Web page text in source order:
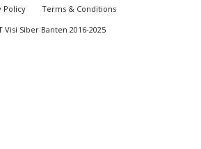
Policy
Terms & Conditions
Visi Siber Banten 2016-2025